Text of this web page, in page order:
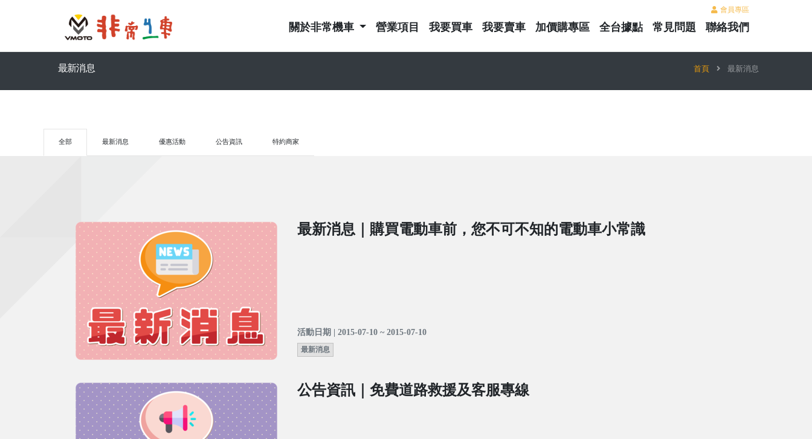
會員專區
關於非常機車 營業項目 我要買車 我要賣車 加價購專區 全台據點 常見問題 聯絡我們
最新消息 首頁 最新消息
全部 最新消息 優惠活動 公告資訊 特約商家
最新消息｜購買電動車前，您不可不知的電動車小常識
活動日期 | 2015-07-10 ~ 2015-07-10
最新消息
公告資訊｜免費道路救援及客服專線